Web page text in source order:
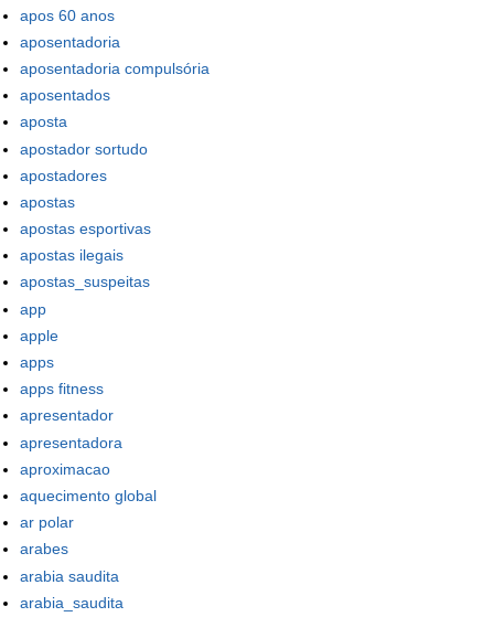
apos 60 anos
aposentadoria
aposentadoria compulsória
aposentados
aposta
apostador sortudo
apostadores
apostas
apostas esportivas
apostas ilegais
apostas_suspeitas
app
apple
apps
apps fitness
apresentador
apresentadora
aproximacao
aquecimento global
ar polar
arabes
arabia saudita
arabia_saudita